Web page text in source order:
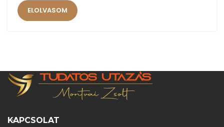
ELOLVASOM
KAPCSOLAT